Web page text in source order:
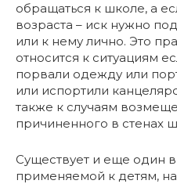
обращаться к школе, а
возраста – иск нужно
или к нему лично. Это
относится к ситуациям
порвали одежду или
или испортили
также к случаям
причиненного в стенах
Существует и еще один
применяемой к детям,